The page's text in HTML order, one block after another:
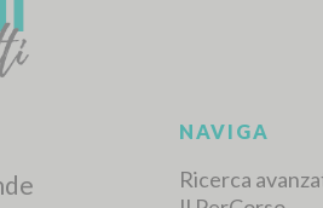
OPERA